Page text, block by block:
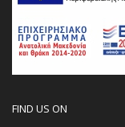
FIND US ON